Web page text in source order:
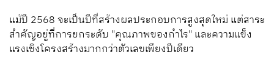
แม้ปี 2568 จะเป็นปีที่สร้างผลประกอบการสูงสุดใหม่ แต่สาระ
สำคัญอยู่ที่การยกระดับ "คุณภาพของกำไร" และความแข็ง
แรงเชิงโครงสร้างมากกว่าตัวเลขเพียงปีเดียว